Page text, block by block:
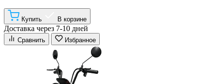
Купить В корзине
Доставка через 7-10 дней
Сравнить Избранное